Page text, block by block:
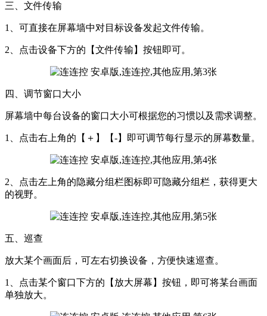
三、文件传输
1、可直接在屏幕墙中对目标设备发起文件传输。
2、点击设备下方的【文件传输】按钮即可。
四、调节窗口大小
屏幕墙中每台设备的窗口大小可根据您的习惯以及需求调整。
1、点击右上角的【＋】【-】即可调节每行显示的屏幕数量。
2、点击左上角的隐藏分组栏图标即可隐藏分组栏，获得更大
的视野。
五、巡查
放大某个画面后，可左右切换设备，方便快速巡查。
1、点击某个窗口下方的【放大屏幕】按钮，即可将某台画面
单独放大。